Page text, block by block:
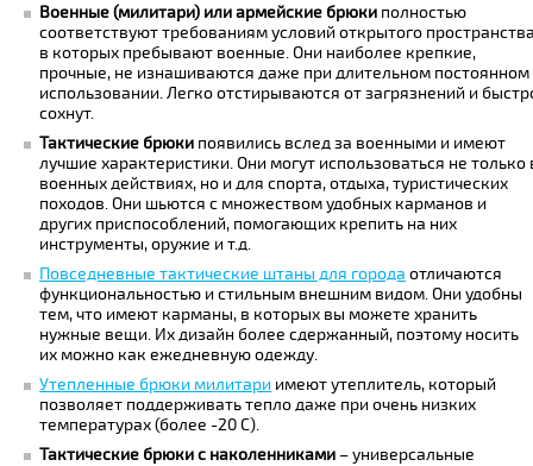
Военные (милитари) или армейские брюки полностью
соответствуют требованиям условий открытого
в которых пребывают военные. Они наиболее крепкие,
прочные, не изнашиваются даже при длительном постоянном
использовании. Легко отстирываются от загрязнений и
сохнут.
Тактические брюки появились вслед за военными и имеют
лучшие характеристики. Они могут использоваться не только
военных действиях, но и для спорта, отдыха, туристических
походов. Они шьются с множеством удобных карманов и
других приспособлений, помогающих крепить на них
инструменты, оружие и т.д.
Повседневные тактические штаны для города отличаются
функциональностью и стильным внешним видом. Они удобны
тем, что имеют карманы, в которых вы можете хранить
нужные вещи. Их дизайн более сдержанный, поэтому носить
их можно как ежедневную одежду.
Утепленные брюки милитари имеют утеплитель, который
позволяет поддерживать тепло даже при очень низких
температурах (более -20 С).
Тактические брюки с наколенниками – универсальные